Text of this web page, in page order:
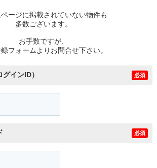
ージに掲載されていない物件も
多数ございます。
お手数ですが、
フォームよりお問合せ下さい。
インID） 必須
必須